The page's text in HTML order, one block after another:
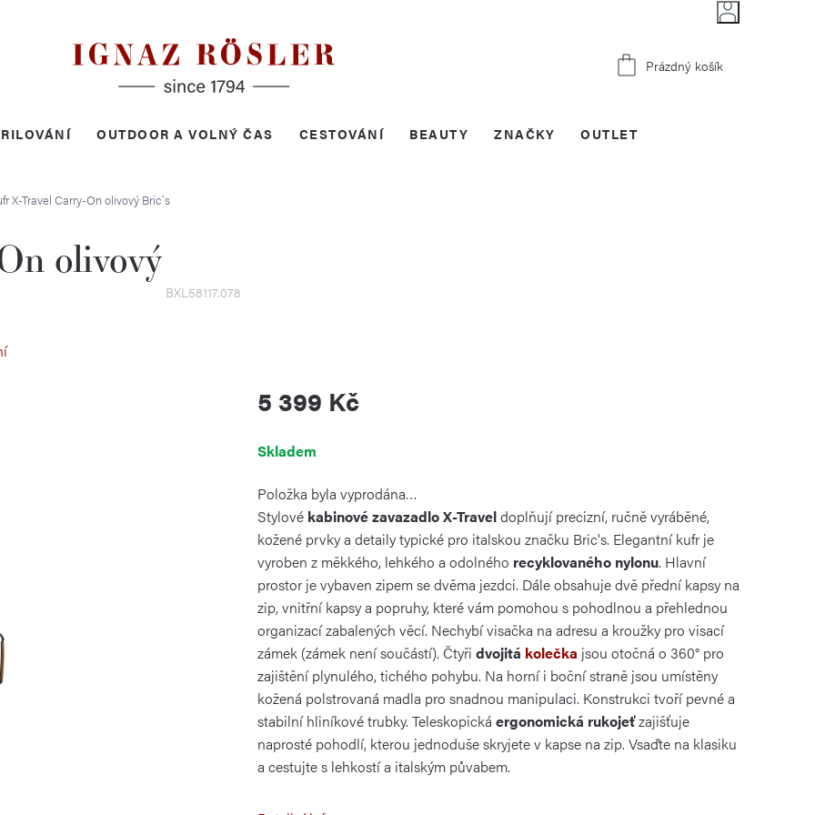
Nákupní
Prázdný košík
OUTDOOR A VOLNÝ ČAS CESTOVÁNÍ BEAUTY OUTLET
ZNAČKY
X-Travel Carry-On olivový Bric`s
olivový
BXL58117.078
5 399 Kč
cena:
Skladem
Položka byla vyprodána…
Stylové kabinové zavazadlo X-Traveldoplňují precizní, ručně vyráběné,
kožené prvky a detaily typické pro italskou značku Bric's. Elegantní kufr je
vyroben z měkkého, lehkého a odolného recyklovaného nylonu. Hlavní
prostor je vybaven zipem se dvěma jezdci. Dále obsahuje dvě přední kapsy na
zip, vnitřní kapsy a popruhy, které vám pomohou s pohodlnou a přehlednou
organizací zabalených věcí. Nechybí visačka na adresu a kroužky pro visací
zámek (zámek není součástí). Čtyři dvojitá kolečka jsou otočná o 360° pro
zajištění plynulého, tichého pohybu. Na horní i boční straně jsou umístěny
kožená polstrovaná madla pro snadnou manipulaci. Konstrukci tvoří pevné a
stabilní hliníkové trubky. Teleskopická ergonomická rukojeťzajišťuje
naprosté pohodlí, kterou jednoduše skryjete v kapse na zip. Vsaďte na klasiku
a cestujte s lehkostí a italským půvabem.